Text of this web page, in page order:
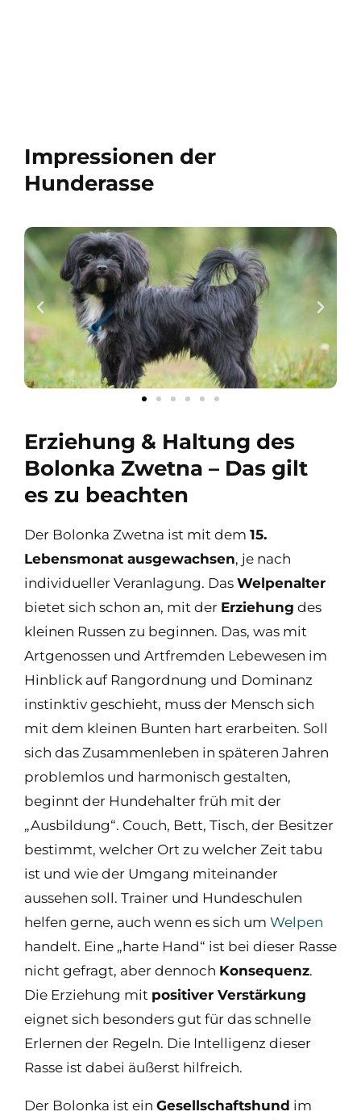
Impressionen der
Hunderasse
Erziehung & Haltung des
Bolonka Zwetna – Das gilt
es zu beachten
Der Bolonka Zwetna ist mit dem 15.
Lebensmonat ausgewachsen, je nach
individueller Veranlagung. Das Welpenalter
bietet sich schon an, mit der Erziehung des
kleinen Russen zu beginnen. Das, was mit
Artgenossen und Artfremden Lebewesen im
Hinblick auf Rangordnung und Dominanz
instinktiv geschieht, muss der Mensch sich
mit dem kleinen Bunten hart erarbeiten. Soll
sich das Zusammenleben in späteren Jahren
problemlos und harmonisch gestalten,
beginnt der Hundehalter früh mit der
„Ausbildung“. Couch, Bett, Tisch, der Besitzer
bestimmt, welcher Ort zu welcher Zeit tabu
ist und wie der Umgang miteinander
aussehen soll. Trainer und Hundeschulen
helfen gerne, auch wenn es sich um Welpen
handelt. Eine „harte Hand“ ist bei dieser Rasse
nicht gefragt, aber dennoch Konsequenz.
Die Erziehung mit positiver Verstärkung
eignet sich besonders gut für das schnelle
Erlernen der Regeln. Die Intelligenz dieser
Rasse ist dabei äußerst hilfreich.
Der Bolonka ist ein Gesellschaftshund im